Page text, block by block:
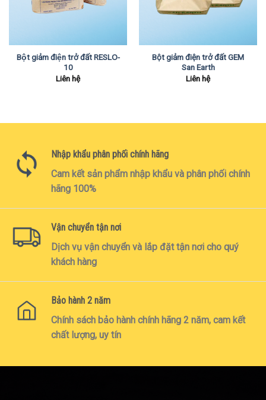
Bột giảm điện trở đất RESLO-
10
Liên hệ
Bột giảm điện trở đất GEM
San Earth
Liên hệ
Nhập khẩu phân phối chính hãng
Cam kết sản phẩm nhập khẩu và phân phối chính
hãng 100%
Vận chuyển tận nơi
Dịch vụ vận chuyển và lắp đặt tận nơi cho quý
khách hàng
Bảo hành 2 năm
Chính sách bảo hành chính hãng 2 năm, cam kết
chất lượng, uy tín